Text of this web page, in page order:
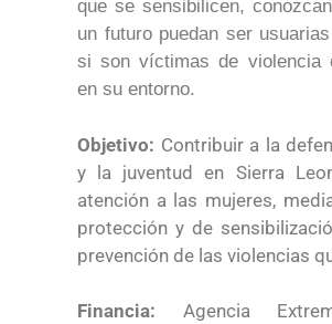
que se sensibilicen,
un futuro puedan ser
si son víctimas de violencia
en su entorno.
Objetivo: Contribuir a la
y la juventud en Sierra
atención a las mujeres,
protección y de
prevención de las violencias
Financia: Agencia